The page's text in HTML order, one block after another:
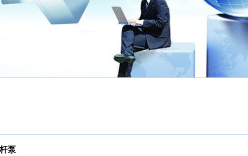
软化
设备
疆控制
泵